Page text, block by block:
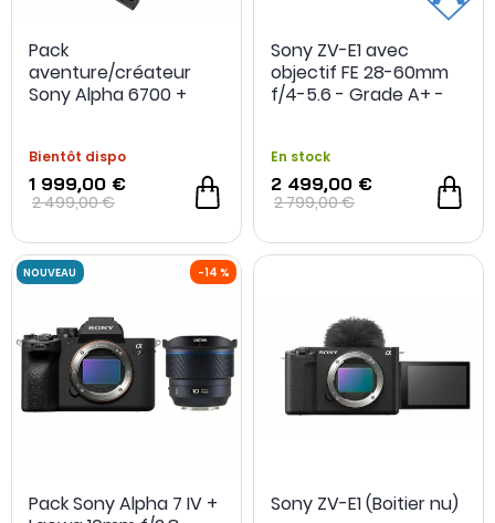
-200€ achat
Pack
aventure/créateur
Sony Alpha 6700 +
fixation sac à dos +
seconde batterie
Bientôt dispo
1 999,00 €
2 499,00 €
Sony ZV-E1 avec
objectif FE 28-60mm
f/4-5.6 - Grade A+ -
En stock
2 499,00 €
2 799,00 €
Pack Sony Alpha 7 IV +
Sony ZV-E1 (Boitier nu)